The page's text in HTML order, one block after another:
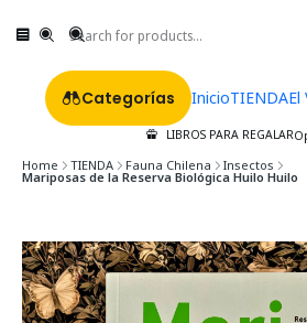
Categorías InicioTIENDAEl
LIBROS PARA REGALAR
Home TIENDA Fauna Chilena Insectos
Mariposas de la Reserva Biológica Huilo Huilo